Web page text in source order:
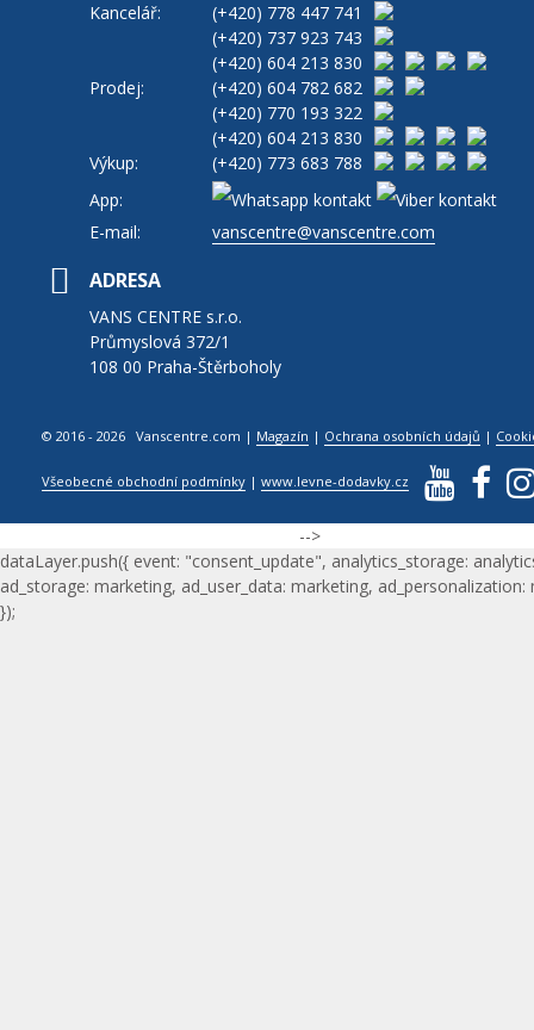
Kancelář: (+420) 778 447 741
(+420) 737 923 743
(+420) 604 213 830
Prodej:
(+420) 604 782 682
(+420) 770 193 322
(+420) 604 213 830
Výkup:
(+420) 773 683 788
App:
E-mail:
vanscentre@vanscentre.com
ADRESA
VANS CENTRE s.r.o.
Průmyslová 372/1
108 00 Praha-Štěrboholy
© 2016 - 2026 Vanscentre.com | Magazín | Ochrana osobních údajů |
Všeobecné obchodní podmínky |www.levne-dodavky.cz
-->
dataLayer.push({ event: "consent_update", analytics_storage:
ad_storage: marketing, ad_user_data: marketing, ad_personalization:
});